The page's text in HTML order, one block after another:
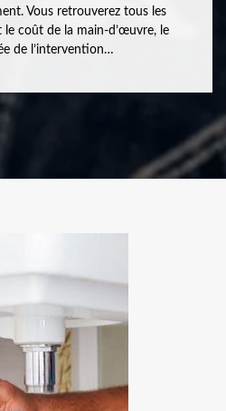
Vous retrouverez tous les
coût de la main-d’œuvre, le
de l’intervention…